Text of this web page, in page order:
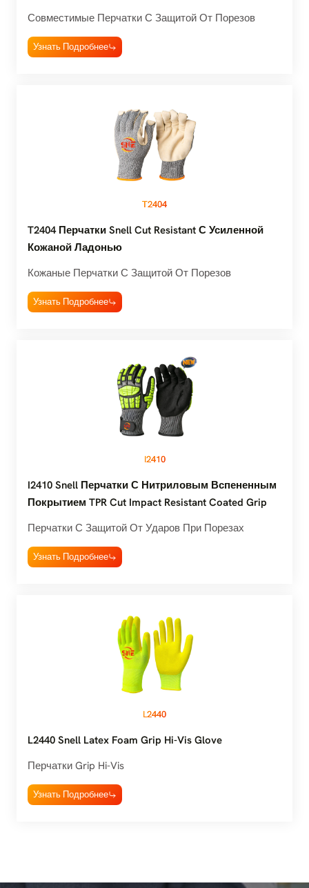
Совместимые Перчатки С Защитой От Порезов
Узнать Подробнее
T2404
T2404 Перчатки Snell Cut Resistant С Усиленной
Кожаной Ладонью
Кожаные Перчатки С Защитой От Порезов
Узнать Подробнее
I2410
I2410 Snell Перчатки С Нитриловым Вспененным
Покрытием TPR Cut Impact Resistant Coated Grip
Перчатки С Защитой От Ударов При Порезах
Узнать Подробнее
L2440
L2440 Snell Latex Foam Grip Hi-Vis Glove
Перчатки Grip Hi-Vis
Узнать Подробнее